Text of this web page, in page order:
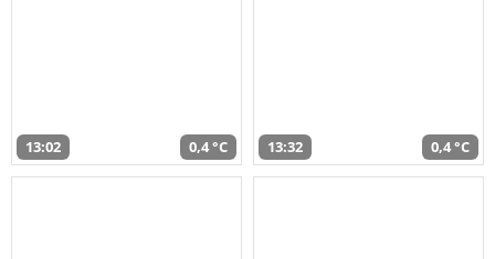
13:02 0,4 °C 13:32 0,4 °C